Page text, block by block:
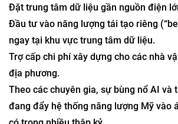
Đặt trung tâm dữ liệu gần nguồn điện
Đầu tư vào năng lượng tái tạo riêng
ngay tại khu vực trung tâm dữ liệu.
Trợ cấp chi phí xây dựng cho các nhà
địa phương.
Theo các chuyên gia, sự bùng nổ AI và
đang đẩy hệ thống năng lượng Mỹ vào